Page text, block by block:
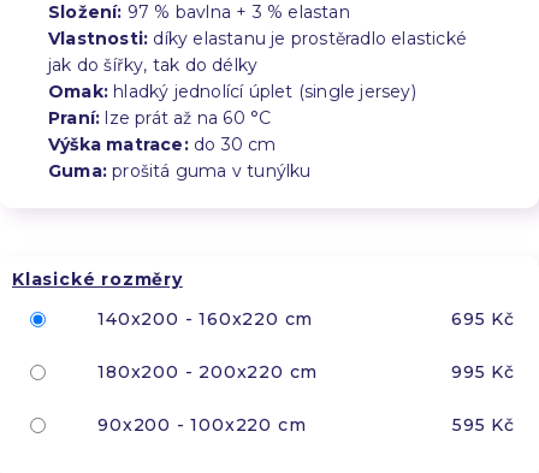
Složení: 97 % bavlna + 3 % elastan
Vlastnosti: díky elastanu je prostěradlo elastické
jak do šířky, tak do délky
Omak: hladký jednolící úplet (single jersey)
Praní: lze prát až na 60 °C
Výška matrace:do 30 cm
Guma: prošitá guma v tunýlku
Klasické rozměry
140x200 - 160x220 cm
695 Kč
180x200 - 200x220 cm 995 Kč
90x200 - 100x220 cm 595 Kč